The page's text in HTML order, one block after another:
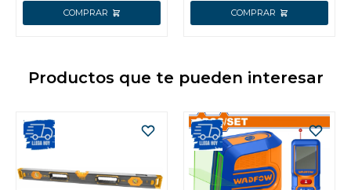
Productos que te pueden interesar